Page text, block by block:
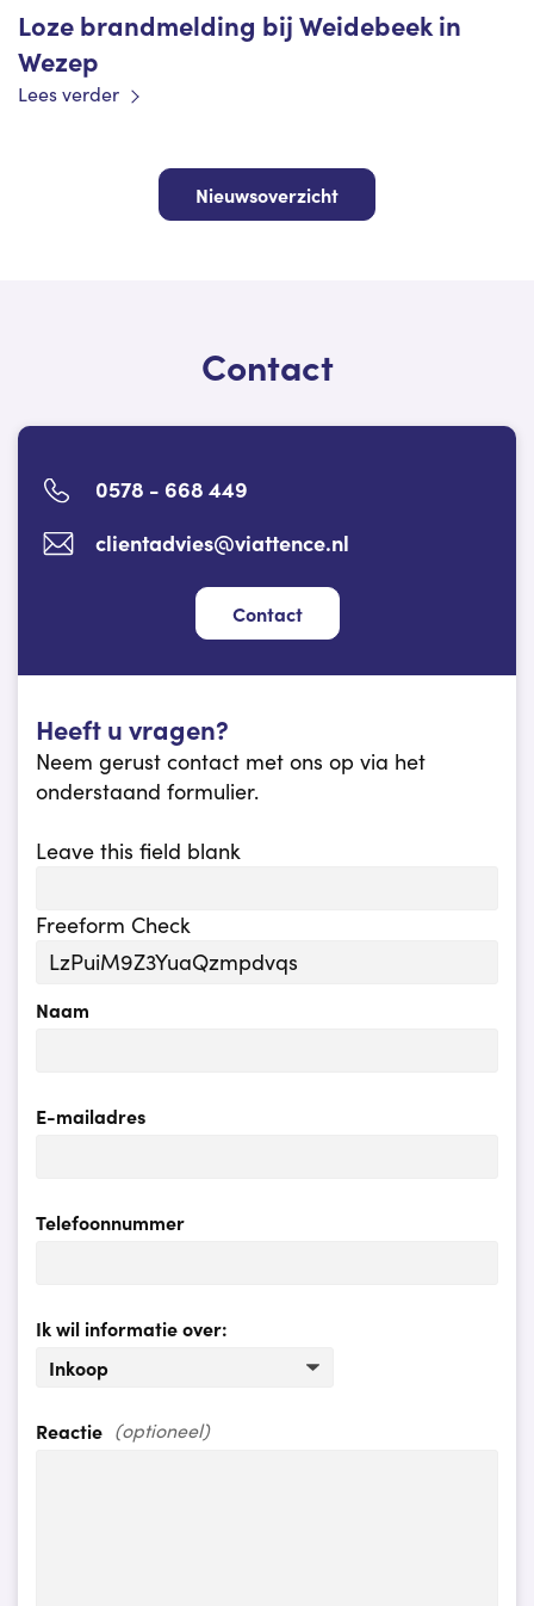
Loze brandmelding bij Weidebeek in
Wezep
Lees verder
Nieuwsoverzicht
Contact
0578 - 668 449
clientadvies@viattence.nl
Contact
Heeft u vragen?
Neem gerust contact met ons op via het
onderstaand formulier.
Leave this field blank
Freeform Check
Naam
E-mailadres
Telefoonnummer
Ik wil informatie over:
Reactie (optioneel)